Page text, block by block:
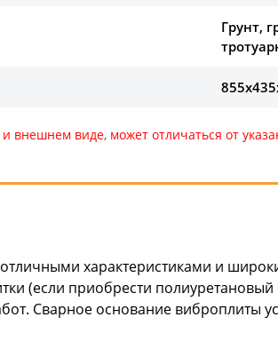
Грунт,
внешнем виде, может отличаться от
характеристиками и
(если приобрести
Сварное основание